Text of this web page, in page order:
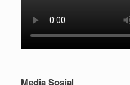
Media Sosial